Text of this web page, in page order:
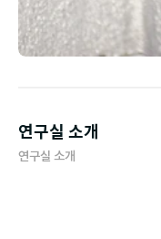
연구실 소개
연구실 소개